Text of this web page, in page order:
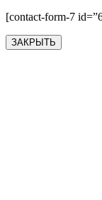
[contact-form-7
ЗАКРЫТЬ